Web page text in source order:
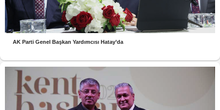
AK Parti Genel Başkan Yardımcısı Hatay’da